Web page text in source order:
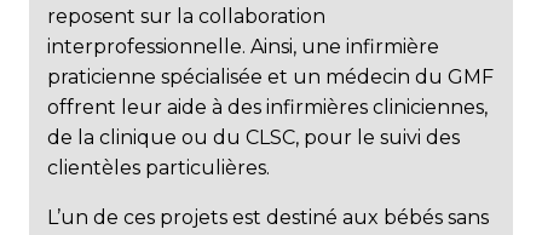
reposent sur la collaboration
interprofessionnelle. Ainsi, une infirmière
praticienne spécialisée et un médecin du GMF
offrent leur aide à des infirmières cliniciennes,
de la clinique ou du CLSC, pour le suivi des
clientèles particulières.
L’un de ces projets est destiné aux bébés sans